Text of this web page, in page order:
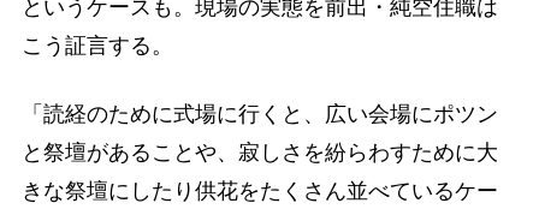
というケースも。現場の実態を前出・純空住職は
こう証言する。
「読経のために式場に行くと、広い会場にポツン
と祭壇があることや、寂しさを紛らわすために大
きな祭壇にしたり供花をたくさん並べているケー